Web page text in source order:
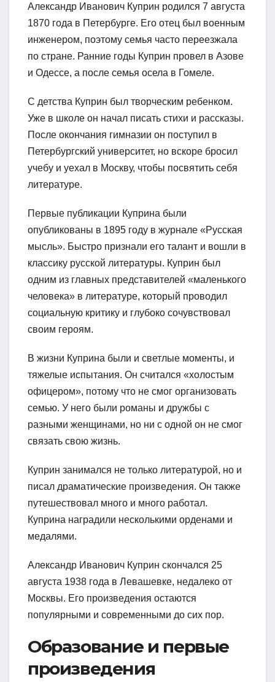
Александр Иванович Куприн родился 7 августа
1870 года в Петербурге. Его отец был военным
инженером, поэтому семья часто переезжала
по стране. Ранние годы Куприн провел в Азове
и Одессе, а после семья осела в Гомеле.
С детства Куприн был творческим ребенком.
Уже в школе он начал писать стихи и рассказы.
После окончания гимназии он поступил в
Петербургский университет, но вскоре бросил
учебу и уехал в Москву, чтобы посвятить себя
литературе.
Первые публикации Куприна были
опубликованы в 1895 году в журнале «Русская
мысль». Быстро признали его талант и вошли в
классику русской литературы. Куприн был
одним из главных представителей «маленького
человека» в литературе, который проводил
социальную критику и глубоко сочувствовал
своим героям.
В жизни Куприна были и светлые моменты, и
тяжелые испытания. Он считался «холостым
офицером», потому что не смог организовать
семью. У него были романы и дружбы с
разными женщинами, но ни с одной он не смог
связать свою жизнь.
Куприн занимался не только литературой, но и
писал драматические произведения. Он также
путешествовал много и много работал.
Куприна наградили несколькими орденами и
медалями.
Александр Иванович Куприн скончался 25
августа 1938 года в Левашевке, недалеко от
Москвы. Его произведения остаются
популярными и современными до сих пор.
Образование и первые
произведения